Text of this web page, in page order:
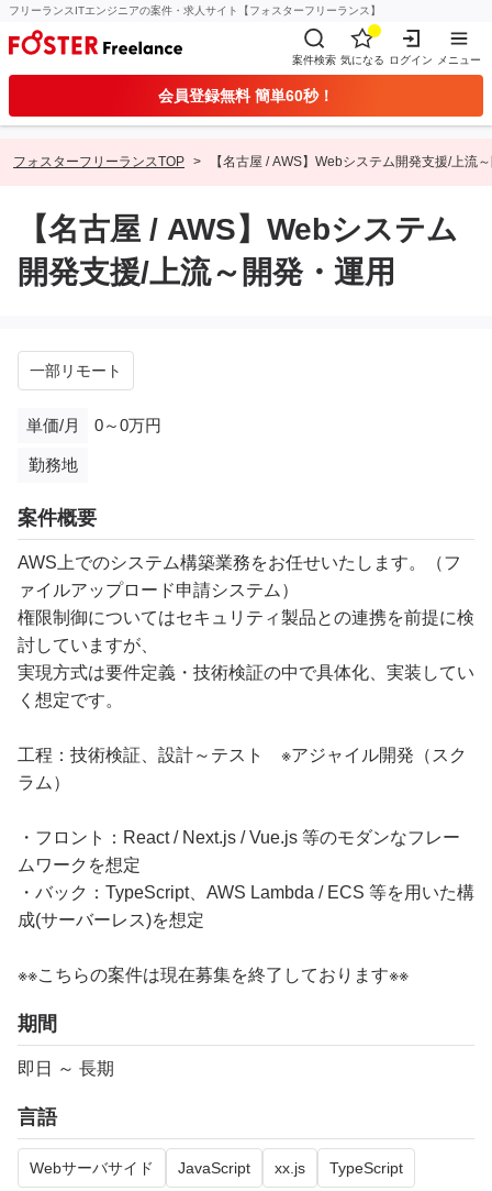
フリーランスITエンジニアの案件・求人サイト【フォスターフリーランス】
案件検索 気になる ログイン メニュー
会員登録無料 簡単60秒！
フォスターフリーランスTOP 【名古屋 / AWS】Webシステム開発支援/上流
【名古屋 / AWS】Webシステム
開発支援/上流～開発・運用
一部リモート
単価/月 0～0万円
勤務地
案件概要
AWS上でのシステム構築業務をお任せいたします。（フ
ァイルアップロード申請システム）
権限制御についてはセキュリティ製品との連携を前提に検
討していますが、
実現方式は要件定義・技術検証の中で具体化、実装してい
く想定です。
工程：技術検証、設計～テスト ※アジャイル開発（スク
ラム）
・フロント：React / Next.js / Vue.js 等のモダンなフレー
ムワークを想定
・バック：TypeScript、AWS Lambda / ECS 等を用いた構
成(サーバーレス)を想定
※※こちらの案件は現在募集を終了しております※※​
期間
即日 ～ 長期
言語
Webサーバサイド JavaScript xx.js TypeScript